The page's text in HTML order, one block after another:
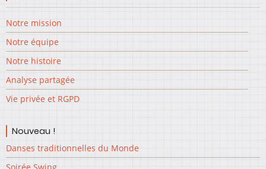
Notre mission
Notre équipe
Notre histoire
Analyse partagée
Vie privée et RGPD
Nouveau !
Danses traditionnelles du Monde